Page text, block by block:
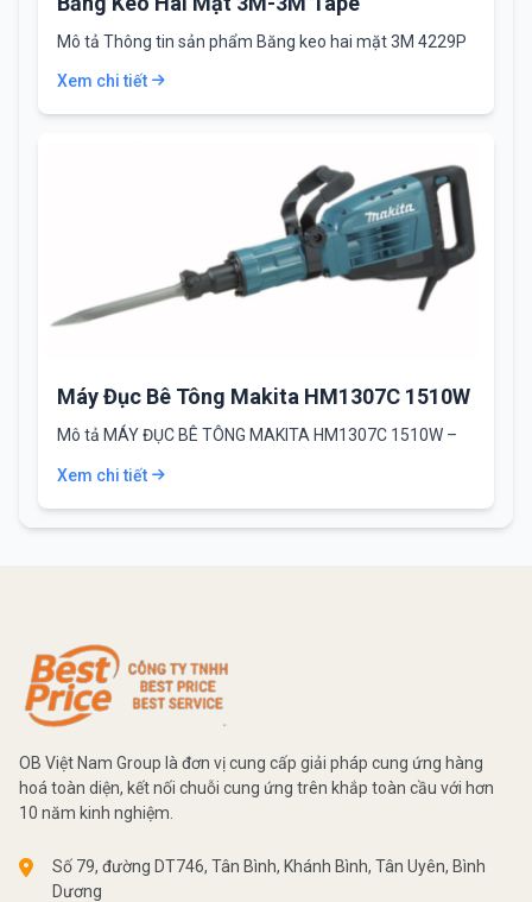
Mô tả Thông tin sản phẩm Băng keo hai mặt 3M 4229P
Xem chi tiết
Máy Đục Bê Tông Makita HM1307C 1510W
Mô tả MÁY ĐỤC BÊ TÔNG MAKITA HM1307C 1510W –
Xem chi tiết
OB Việt Nam Group là đơn vị cung cấp giải pháp cung ứng hàng
hoá toàn diện, kết nối chuỗi cung ứng trên khắp toàn cầu với hơn
10 năm kinh nghiệm.
Số 79, đường DT746, Tân Bình, Khánh Bình, Tân Uyên, Bình
Dương